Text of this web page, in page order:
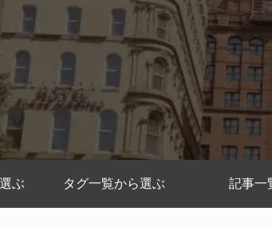
ぶ タグ一覧から選ぶ 記事一